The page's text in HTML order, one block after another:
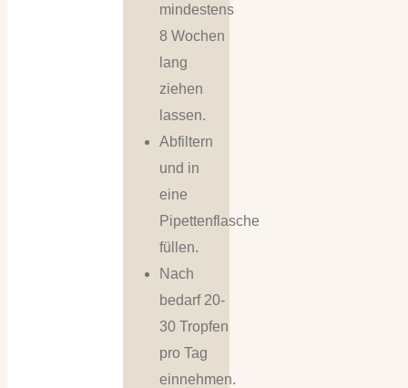
mindestens
8 Wochen
lang
ziehen
lassen.
Abfiltern
und in
eine
Pipettenflasche
füllen.
Nach
bedarf 20-
30 Tropfen
pro Tag
einnehmen.